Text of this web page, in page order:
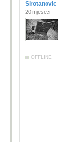
Sirotanovic
20 mjeseci
OFFLINE